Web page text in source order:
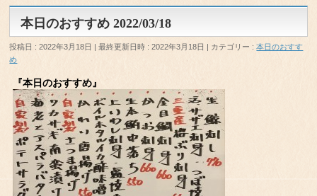
本日のおすすめ 2022/03/18
投稿日 : 2022年3月18日 最終更新日時 : 2022年3月18日 カテゴリー :本日のおすす
め
『本日のおすすめ』